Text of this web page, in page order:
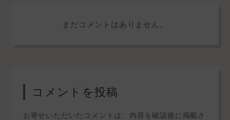
まだコメントはありません。
コメントを投稿
お寄せいただいたコメントは、内容を確認後に掲載さ